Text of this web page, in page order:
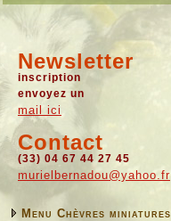
Newsletter
inscription
envoyez un
mail ici
Contact
(33) 04 67 44 27 45
murielbernadou@yahoo.fr
Menu Chèvres miniatures